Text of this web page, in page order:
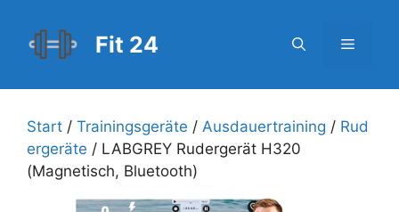
Inhalt
springen
Fit 24 Menü
Start / Trainingsgeräte / Ausdauertraining / Rud
ergeräte / LABGREY Rudergerät H320
(Magnetisch, Bluetooth)